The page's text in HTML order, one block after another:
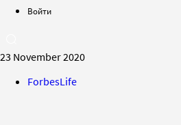
Войти
23 November 2020
ForbesLife